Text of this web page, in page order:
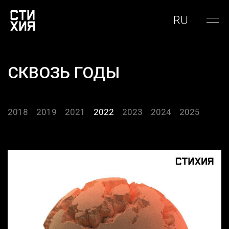
RU
СКВОЗЬ ГОДЫ
2018 2019 2021 2022 2023 2024 2025